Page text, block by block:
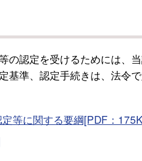
認定を受けるためには、
基準、認定手続きは、法令
等に関する要綱[PDF：